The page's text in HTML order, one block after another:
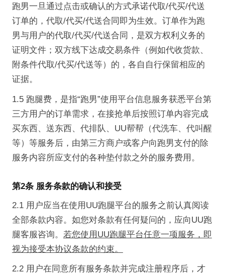
跑男一旦通过点击或确认的方式承诺代取/代买/代送
订单的，代取/代买/代送合同即为生效。订单作为跑
男与用户的代取/代买/代送合同，是双方权利义务的
证明文件；双方线下达成交易条件（例如代收货款、
附条件代取/代买/代送等）的，各自自行保留相应的
证据。
1.5 跑腿费，是指“跑男”使用平台信息服务获悉平台第
三方用户的订单需求，在接抢单后按照订单内容完成
买东西、送东西、代排队、UU帮帮（代洗车、代叫醒
等）等服务后，由第三方商户或客户向跑男支付的除
服务内容所应支付的各种垫付款之外的服务费用。
第2条 服务条款的确认和接受
2.1 用户应当在使用UU跑腿平台的服务之前认真阅读
全部条款内容。如您对条款有任何疑问的，应向UU跑
腿客服咨询。 若您使用UU跑腿平台任意一项服务，即
视为接受本协议条款的约束。
2.2 用户在同意所有服务条款并完成注册程序后，才